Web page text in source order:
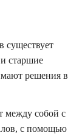
существует
старшие
решения в
между собой с
с помощью